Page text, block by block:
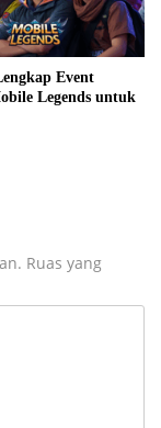
Event
Legends untuk
Ruas yang